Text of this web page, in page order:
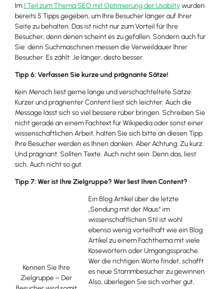
Im1.Teil zum Thema SEO mit Optimierung der Usabiltywurden
bereits 5 Tipps gegeben, um Ihre Besucher länger auf Ihrer
Seite zu behalten. Das ist nicht nur zum Vorteil für Ihre
Besucher, denn denen scheint es zu gefallen. Sondern auch für
Sie: denn Suchmaschinen messen die Verweildauer Ihrer
Besucher. Es zählt: Je länger, desto besser.
Tipp 6: Verfassen Sie kurze und prägnante Sätze!
Kein Mensch liest gerne lange und verschachteltete Sätze.
Kurzer und prägnenter Content liest sich leichter. Auch die
Message lässt sich so viel bessere rüber bringen. Schreiben Sie
nicht gerade an einem Fachtext für Wikipedia oder sonst einer
wissenschaftlichen Arbeit, halten Sie sich bitte an diesen Tipp.
Ihre Besucher werden es Ihnen danken. Aber Achtung: Zu kurz.
Und prägnant. Sollten Texte. Auch nicht sein. Denn das, liest
sich. Auch nicht so gut.
Tipp 7: Wer ist Ihre Zielgruppe? Wer liest Ihren Content?
Kennen Sie Ihre
Zielgruppe – Der
Ein Blog Artikel über die letzte
„Sendung mit der Maus“ im
wissenschaftlichen Stil ist wohl
ebenso wenig vorteilhaft wie ein Blog
Artikel zu einem Fachthema mit viele
Kosewörtern oder Umgangssprache.
Wer die richtigen Worte findet, schafft
es neue Stammbesucher zu gewinnen.
Also, überlegen Sie sich vorher gut,